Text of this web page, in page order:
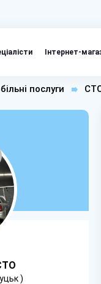
Інтернет-
послуги
)